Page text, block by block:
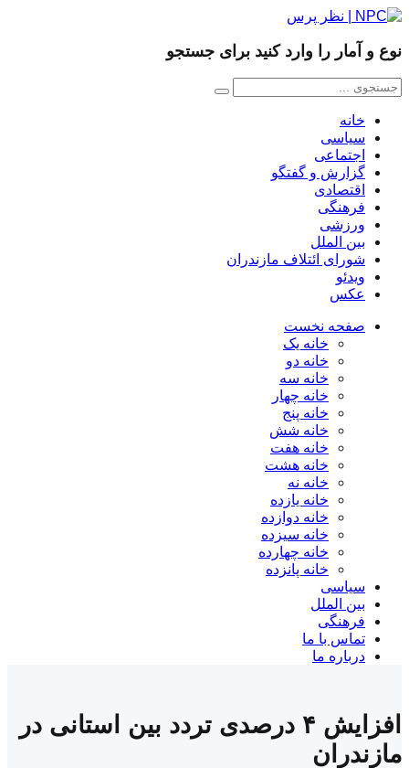
را وارد کنید برای جستجو
و گفتگو
الملل
ائتلاف مازندران
نخست
خانه یک
خانه دو
خانه سه
خانه چهار
خانه پنج
خانه شش
خانه هفت
خانه هشت
خانه نه
خانه یازده
خانه دوازده
خانه سیزده
خانه چهارده
خانه پانزده
الملل
با ما
ما
افزایش ۴ درصدی تردد بین استانی در